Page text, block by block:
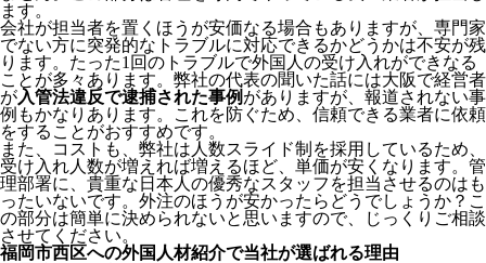
ます。
会社が担当者を置くほうが安価なる場合もありますが、専門家
でない方に突発的なトラブルに対応できるかどうかは不安が残
ります。たった1回のトラブルで外国人の受け入れができなる
ことが多々あります。弊社の代表の聞いた話には大阪で経営者
が入管法違反で逮捕された事例 がありますが、報道されない事
例もかなりあります。これを防ぐため、信頼できる業者に依頼
をすることがおすすめです。
また、コストも、弊社は人数スライド制を採用しているため、
受け入れ人数が増えれば増えるほど、単価が安くなります。管
理部署に、貴重な日本人の優秀なスタッフを担当させるのはも
ったいないです。外注のほうが安かったらどうでしょうか？こ
の部分は簡単に決められないと思いますので、じっくりご相談
させてください。
福岡市西区への外国人材紹介で当社が選ばれる理由